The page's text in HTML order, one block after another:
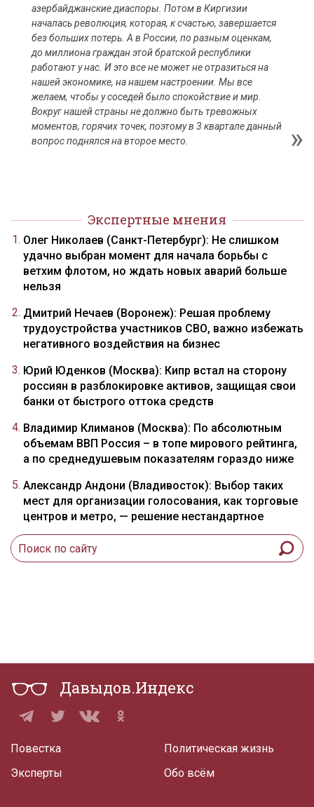
азербайджанские диаспоры. Потом в Киргизии
началась революция, которая, к счастью, завершается
без больших потерь. А в России, по разным оценкам,
до миллиона граждан этой братской республики
работают у нас. И это все не может не отразиться на
нашей экономике, на нашем настроении. Мы все
желаем, чтобы у соседей было спокойствие и мир.
Вокруг нашей страны не должно быть тревожных
моментов, горячих точек, поэтому в 3 квартале данный
вопрос поднялся на второе место.
Экспертные мнения
Олег Николаев (Санкт-Петербург): Не слишком
удачно выбран момент для начала борьбы с
ветхим флотом, но ждать новых аварий больше
нельзя
Дмитрий Нечаев (Воронеж): Решая проблему
трудоустройства участников СВО, важно избежать
негативного воздействия на бизнес
Юрий Юденков (Москва): Кипр встал на сторону
россиян в разблокировке активов, защищая свои
банки от быстрого оттока средств
Владимир Климанов (Москва): По абсолютным
объемам ВВП Россия – в топе мирового рейтинга,
а по среднедушевым показателям гораздо ниже
Александр Андони (Владивосток): Выбор таких
мест для организации голосования, как торговые
центров и метро, — решение нестандартное
Давыдов.Индекс
Повестка
Эксперты
Политическая жизнь
Обо всём